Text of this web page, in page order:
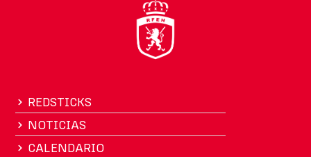
REDSTICKS
NOTICIAS
CALENDARIO